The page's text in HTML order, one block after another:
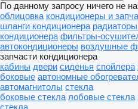
По данному запросу ничего не
облицовка кондиционеры и
шланги кондиционера
кондиционера фильтры-
автокондиционеры воздушные
запчасти кондиционера
кабины двери сиденья спойлера
боковые автономные
автомагнитолы стекла
боковые стекла лобовые стекла
стекла